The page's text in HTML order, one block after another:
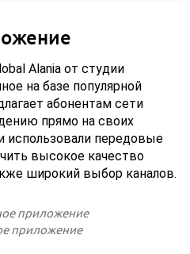
Alania от студии
на базе популярной
абонентам сети
прямо на своих
использовали передовые
высокое качество
широкий выбор каналов.
приложение